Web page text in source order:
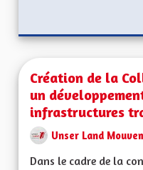
Création de la
un
infrastructures
Unser Land
Dans le cadre de la